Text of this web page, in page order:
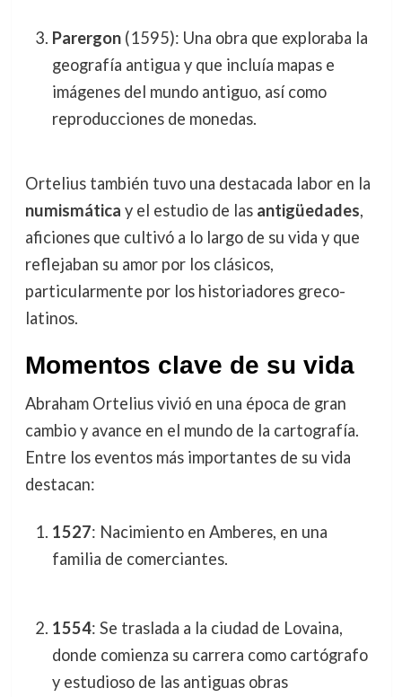
Parergon(1595): Una obra que exploraba la
geografía antigua y que incluía mapas e
imágenes del mundo antiguo, así como
reproducciones de monedas.
Ortelius también tuvo una destacada labor en la
numismática y el estudio de las antigüedades,
aficiones que cultivó a lo largo de su vida y que
reflejaban su amor por los clásicos,
particularmente por los historiadores greco-
latinos.
Momentos clave de su vida
Abraham Ortelius vivió en una época de gran
cambio y avance en el mundo de la cartografía.
Entre los eventos más importantes de su vida
destacan:
1527: Nacimiento en Amberes, en una
familia de comerciantes.
1554: Se traslada a la ciudad de Lovaina,
donde comienza su carrera como cartógrafo
y estudioso de las antiguas obras